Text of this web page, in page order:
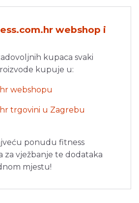
webshop i
kupaca svaki
kupuje u:
webshopu
trgovini u Zagrebu
ponudu fitness
za vježbanje te dodataka
mjestu!